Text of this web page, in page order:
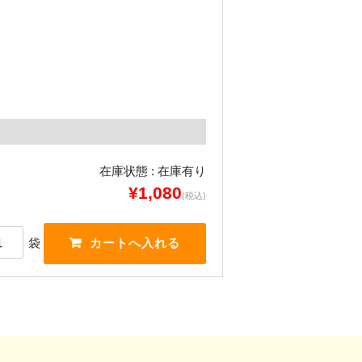
在庫状態 : 在庫有り
¥1,080(税込)
袋